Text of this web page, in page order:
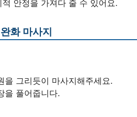
안정을 가져다 줄 수 있어요.
화 마사지
을 그리듯이 마사지해주세요.
을 풀어줍니다.